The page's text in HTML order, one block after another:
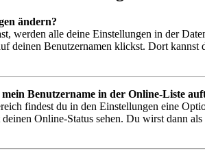
ändern?
werden alle deine Einstellungen in der
deinen Benutzernamen klickst. Dort kannst
Benutzername in der Online-Liste
findest du in den Einstellungen eine
Online-Status sehen. Du wirst dann